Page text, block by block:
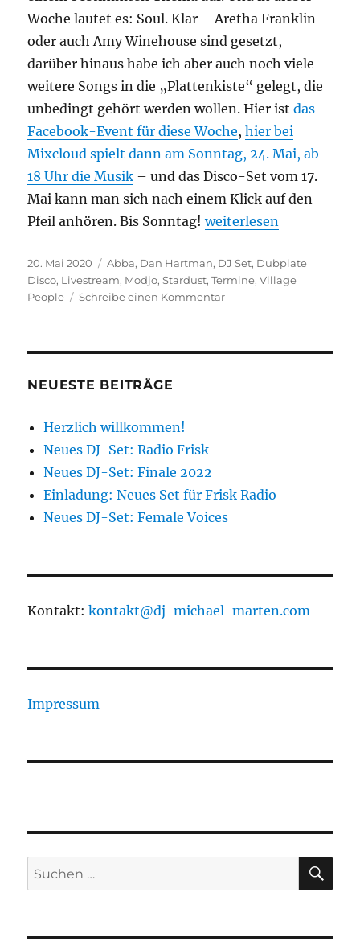
Woche lautet es: Soul. Klar – Aretha Franklin
oder auch Amy Winehouse sind gesetzt,
darüber hinaus habe ich aber auch noch viele
weitere Songs in die „Plattenkiste“ gelegt, die
unbedingt gehört werden wollen. Hier istdas
Facebook-Event für diese Woche,hier bei
Mixcloud spielt dann am Sonntag, 24. Mai, ab
18 Uhr die Musik – und das Disco-Set vom 17.
Mai kann man sich nach einem Klick auf den
Pfeil anhören. Bis Sonntag!„Einladung:
weiterlesen
Veröffentlicht
am
20. Mai 2020 Kategorien
Abba, Dan Hartman, DJ Set, Dubplate
Disco, Livestream, Modjo,Stardust,Termine,Village
People
Schreibe einen Kommentarzu
NEUESTE BEITRÄGE
Herzlich willkommen!
Neues DJ-Set: Radio Frisk
Neues DJ-Set: Finale 2022
Einladung: Neues Set für Frisk Radio
Neues DJ-Set: Female Voices
Kontakt:kontakt@dj-michael-marten.com
Impressum
Suchen
nach: